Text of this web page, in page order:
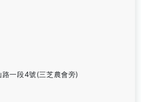
路一段4號(三芝農會旁)